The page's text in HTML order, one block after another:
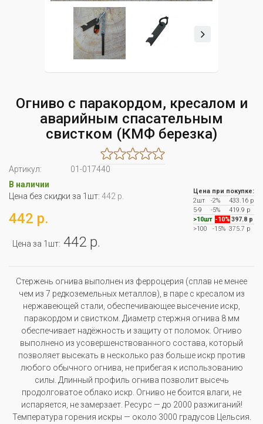
Огниво с паракордом, кресалом и
аварийным спасательным
свистком (КМФ березка)
Артикул:
01-017440
В наличии
Цена без скидки за 1шт: 442 р.
442 р.
Цена за 1шт: 442 р.
Цена при покупке:
2шт
-2%
433.16 р
5-9
-5%
419.9 р
>10шт -10% 397.8 р
>100
-15% 375.7 р
Стержень огнива выполнен из ферроцерия (сплав не менее
чем из 7 редкоземельных металлов), в паре с кресалом из
нержавеющей стали, обеспечивающее высечение искр,
паракордом и свистком. Диаметр стержня огнива 8 мм
обеспечивает надёжность и защиту от поломок. Огниво
выполнено из усовершенствованного состава, который
позволяет высекать в несколько раз больше искр против
любого обычного огнива, не прибегая к использованию
силы. Длинный профиль огнива позволит высечь
продолговатое облако искр. Огниво не боится влаги, не
испаряется, не замерзает. Ресурс — до 2000 разжиганий!
Температура горения искры — около 3000 градусов Цельсия.